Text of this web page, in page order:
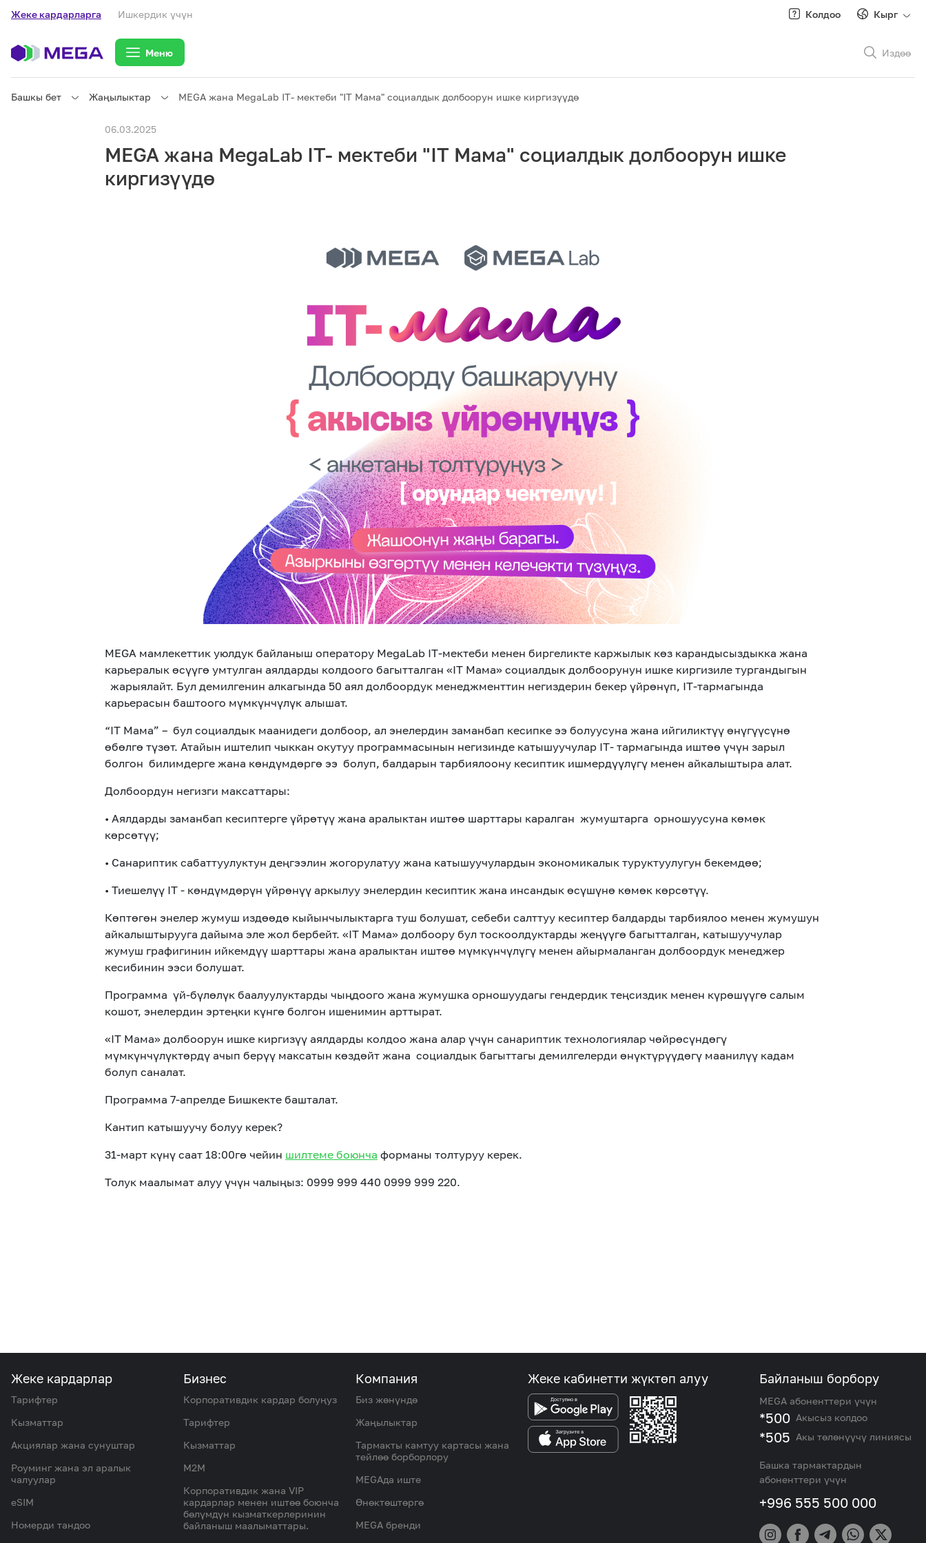
Жеке кардарларга Ишкердик үчүн Колдоо Кырг
Меню Издөө
Жеке кардарларга
M2M
Көңүл ачуучу
Номерди тандоо SIM жеткирүү
Жаңылыктар
Офис картасы жана каптоо MegaPay
Башкы бет Жаңылыктар MEGA жана MegaLab IT- мектеби "IT Мама" социалдык долбоорун ишке киргизүүдө
06.03.2025
MEGA жана MegaLab IT- мектеби "IT Мама" социалдык долбоорун ишке
киргизүүдө
MEGA мамлекеттик уюлдук байланыш оператору MegaLab IT-мектеби менен биргеликте каржылык көз карандысыздыкка жана
карьералык өсүүгө умтулган аялдарды колдоого багытталган «IT Мама» социалдык долбоорунун ишке киргизиле тургандыгын
жарыялайт. Бул демилгенин алкагында 50 аял долбоордук менеджменттин негиздерин бекер үйрөнүп, IT-тармагында
карьерасын баштоого мүмкүнчүлүк алышат.
“IT Мама” – бул социалдык маанидеги долбоор, ал энелердин заманбап кесипке ээ болуусуна жана ийгиликтүү өнүгүүсүнө
өбөлгө түзөт. Атайын иштелип чыккан окутуу программасынын негизинде катышуучулар IT- тармагында иштөө үчүн зарыл
болгон билимдерге жана көндүмдөргө ээ болуп, балдарын тарбиялоону кесиптик ишмердүүлүгү менен айкалыштыра алат.
Долбоордун негизги максаттары:
• Аялдарды заманбап кесиптерге үйрөтүү жана аралыктан иштөө шарттары каралган жумуштарга орношуусуна көмөк
көрсөтүү;
• Санариптик сабаттуулуктун деңгээлин жогорулатуу жана катышуучулардын экономикалык туруктуулугун бекемдөө;
• Тиешелүү IT - көндүмдөрүн үйрөнүү аркылуу энелердин кесиптик жана инсандык өсүшүнө көмөк көрсөтүү.
Көптөгөн энелер жумуш издөөдө кыйынчылыктарга туш болушат, себеби салттуу кесиптер балдарды тарбиялоо менен жумушун
айкалыштырууга дайыма эле жол бербейт. «IT Мама» долбоору бул тоскоолдуктарды жеңүүгө багытталган, катышуучулар
жумуш графигинин ийкемдүү шарттары жана аралыктан иштөө мүмкүнчүлүгү менен айырмаланган долбоордук менеджер
кесибинин ээси болушат.
Программа үй-бүлөлүк баалуулуктарды чыңдоого жана жумушка орношуудагы гендердик теңсиздик менен күрөшүүгө салым
кошот, энелердин эртеңки күнгө болгон ишенимин арттырат.
«IT Мама» долбоорун ишке киргизүү аялдарды колдоо жана алар үчүн санариптик технологиялар чөйрөсүндөгү
мүмкүнчүлүктөрдү ачып берүү максатын көздөйт жана социалдык багыттагы демилгелерди өнүктүрүүдөгү маанилүү кадам
болуп саналат.
Программа 7-апрелде Бишкекте башталат.
Кантип катышуучу болуу керек?
31-март күнү саат 18:00гө чейин шилтеме боюнча форманы толтуруу керек.
Толук маалымат алуу үчүн чалыңыз: 0999 999 440 0999 999 220.
Жеке кардарлар
Тарифтер
Кызматтар
Акциялар жана сунуштар
Роуминг жана эл аралык
чалуулар
eSIM
Номерди тандоо
Бизнес
Корпоративдик кардар болуңуз
Тарифтер
Кызматтар
M2M
Корпоративдик жана VIP
кардарлар менен иштөө боюнча
бөлүмдүн кызматкерлеринин
байланыш маалыматтары.
Компания
Биз жөнүндө
Жаңылыктар
Тармакты камтуу картасы жана
тейлөө борборлору
MEGAда иште
Өнөктөштөргө
MEGA бренди
Жеке кабинетти жүктөп алуу Байланыш борбору
MEGA абоненттери үчүн
*500 Акысыз колдоо
*505 Акы төлөнүүчү линиясы
Башка тармактардын
абоненттери үчүн
+996 555 500 000